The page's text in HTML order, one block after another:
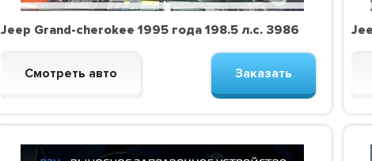
Jeep Grand-cherokee 1995 года 198.5 л.с. 3986
Смотреть авто Заказать